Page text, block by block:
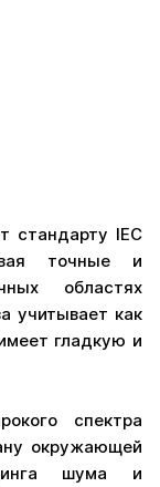
стандарту IEC
точные и
областях
учитывает как
гладкую и
спектра
окружающей
шума и